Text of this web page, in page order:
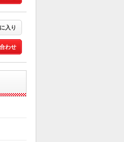
入り
わせ